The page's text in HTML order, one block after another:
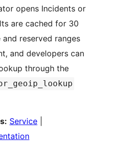
opens Incidents or
are cached for 30
and reserved ranges
and developers can
through the
Service